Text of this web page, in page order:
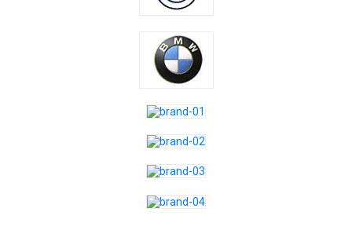
Appointment Form